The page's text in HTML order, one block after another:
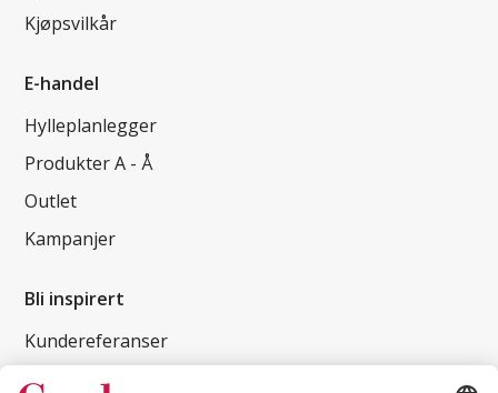
Kjøpsvilkår
E-handel
Hylleplanlegger
Produkter A - Å
Outlet
Kampanjer
Bli inspirert
Kundereferanser
Magasin